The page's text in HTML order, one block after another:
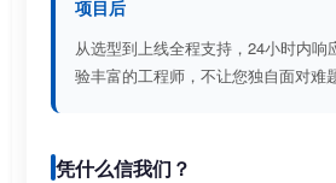
项目后
从选型到上线全程支持，24小时内响
验丰富的工程师，不让您独自面对难题
凭什么信我们？